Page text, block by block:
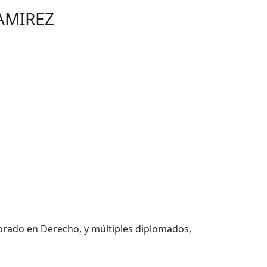
en Derecho, y múltiples diplomados,